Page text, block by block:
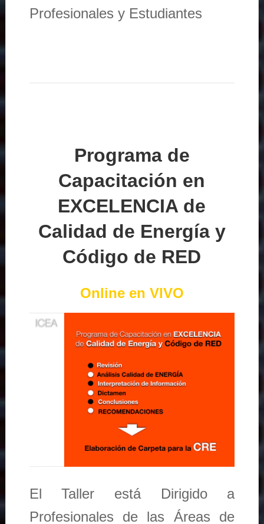
Profesionales y Estudiantes
Programa de
Capacitación en
EXCELENCIA de
Calidad de Energía y
Código de RED
Online en VIVO
El Taller está Dirigido a
Profesionales de las Áreas de